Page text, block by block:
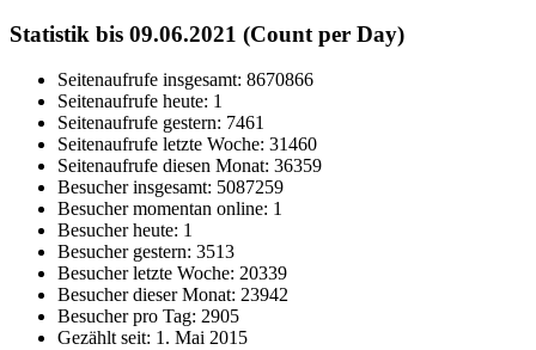
Statistik bis 09.06.2021 (Count per Day)
Seitenaufrufe insgesamt: 8670866
Seitenaufrufe heute: 1
Seitenaufrufe gestern: 7461
Seitenaufrufe letzte Woche: 31460
Seitenaufrufe diesen Monat: 36359
Besucher insgesamt: 5087259
Besucher momentan online: 1
Besucher heute: 1
Besucher gestern: 3513
Besucher letzte Woche: 20339
Besucher dieser Monat: 23942
Besucher pro Tag: 2905
Gezählt seit: 1. Mai 2015